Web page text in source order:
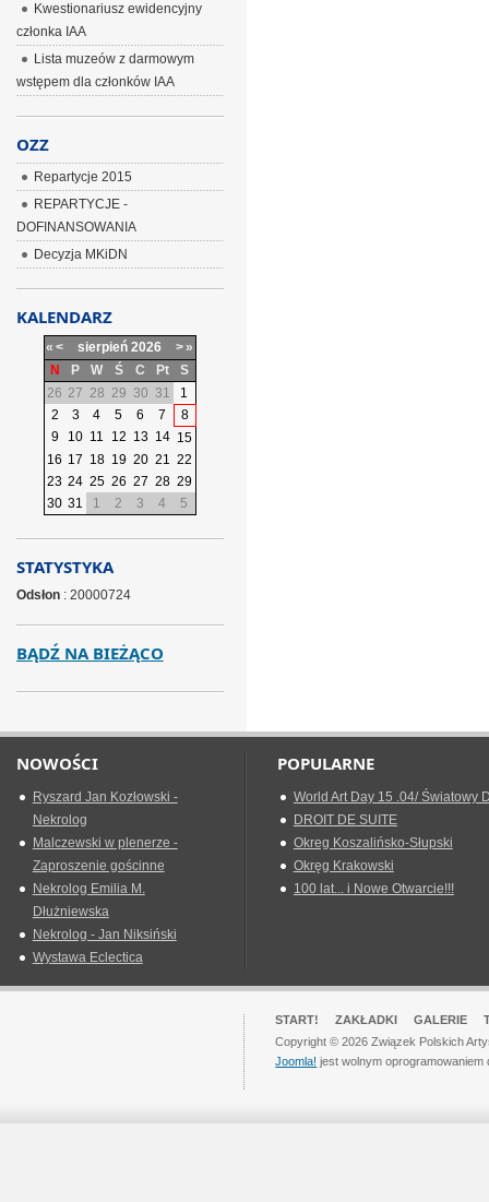
Kwestionariusz ewidencyjny
członka IAA
Lista muzeów z darmowym
wstępem dla członków IAA
OZZ
Repartycje 2015
REPARTYCJE -
DOFINANSOWANIA
Decyzja MKiDN
KALENDARZ
« < sierpień 2026 >»
N
P W Ś C Pt
S
26 27 28 29 30 31
1
2
3 4 5 6 7
8
9
10 11 12 13 14 15
16 17 18 19 20 21 22
23 24 25 26 27 28 29
30 31 1 2 3 4 5
STATYSTYKA
Odsłon: 20000724
BĄDŹ NA BIEŻĄCO
NOWOŚCI
Ryszard Jan Kozłowski -
Nekrolog
Malczewski w plenerze -
Zaproszenie gościnne
Nekrolog Emilia M.
Dłużniewska
Nekrolog - Jan Niksiński
Wystawa Eclectica
POPULARNE
World Art Day 15 .04/ Światowy
DROIT DE SUITE
Okreg Koszalińsko-Słupski
Okręg Krakowski
100 lat... i Nowe Otwarcie!!!
START! ZAKŁADKI GALERIE
Copyright © 2026 Związek Polskich
Joomla! jest wolnym